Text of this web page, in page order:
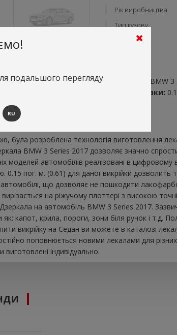
Рік виробництва
Тип кузову
Категорія
Дзеркала на BMW
Витрата плівки:
була розроблена технологія виготовлення
BMW 3 Series 2017 дозволяє значно
автомобілів реалізовані в цифровому
пог. м. (0.61) для даної викрійки дозволить
автомобілі, що дозволяє не пошкодити
на ріжучому плоттері з високою
на автомобіль BMW 3 Series 2017.
капот, крила, пороги, зони біля ручок і т.д.
викрійку на Седан ви можете в каталозі
поповнюється новими лекалами для
індивідуально.
подальшого перегляду
RU